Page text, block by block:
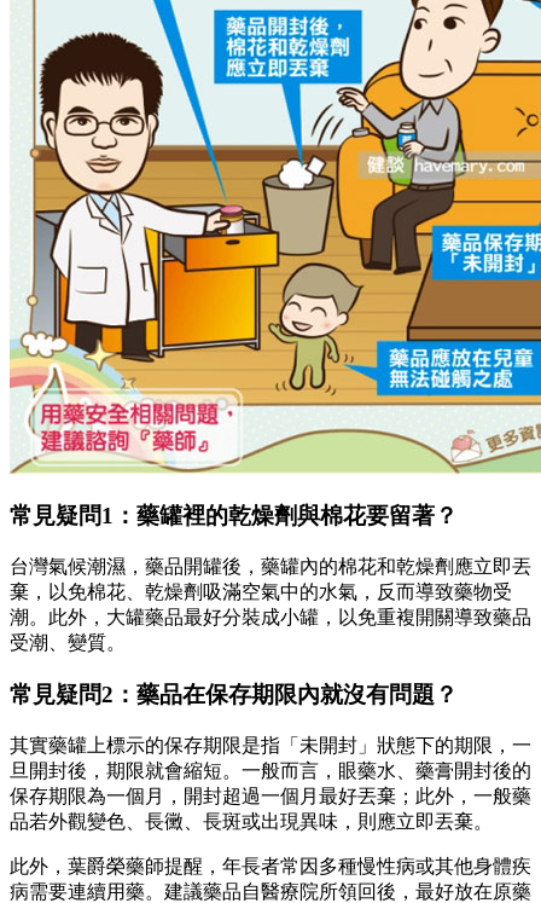
常見疑問1：藥罐裡的乾燥劑與棉花要留著？
台灣氣候潮濕，藥品開罐後，藥罐內的棉花和乾燥劑應立即丟
棄，以免棉花、乾燥劑吸滿空氣中的水氣，反而導致藥物受
潮。此外，大罐藥品最好分裝成小罐，以免重複開關導致藥品
受潮、變質。
常見疑問2：藥品在保存期限內就沒有問題？
其實藥罐上標示的保存期限是指「未開封」狀態下的期限，一
旦開封後，期限就會縮短。一般而言，眼藥水、藥膏開封後的
保存期限為一個月，開封超過一個月最好丟棄；此外，一般藥
品若外觀變色、長黴、長斑或出現異味，則應立即丟棄。
此外，葉爵榮藥師提醒，年長者常因多種慢性病或其他身體疾
病需要連續用藥。建議藥品自醫療院所領回後，最好放在原藥